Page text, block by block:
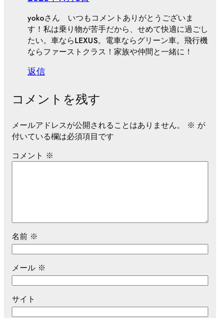
yokoさん いつもコメントありがとうございま
す！私は乗り物が苦手だから、せめて快適に過ごし
たい。車ならLEXUS。電車ならグリーン車。飛行機
ならファーストクラス！家族や仲間と一緒に！
返信
コメントを残す
メールアドレスが公開されることはありません。 ※ が
付いている欄は必須項目です
コメント ※
名前 ※
メール ※
サイト